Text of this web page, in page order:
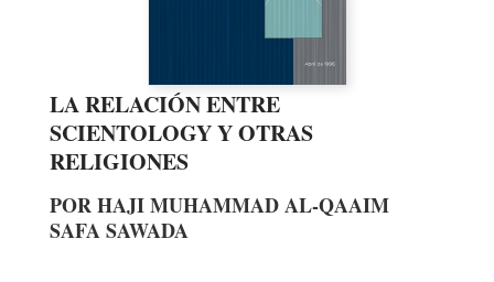
LA RELACIÓN ENTRE
SCIENTOLOGY Y OTRAS
RELIGIONES
POR HAJI MUHAMMAD AL-QAAIM
SAFA SAWADA